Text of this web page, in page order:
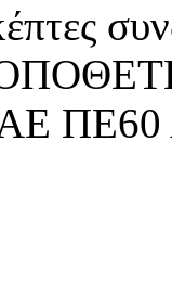
ΠΕ60